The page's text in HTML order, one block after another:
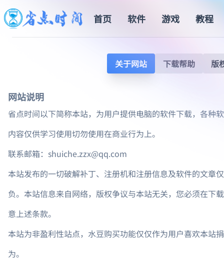
首页 软件 游戏 教程
关于网站 下载帮助 版
网站说明
省点时间以下简称本站，为用户提供电脑的软件下载，各种
内容仅供学习使用切勿使用在商业行为上。
联系邮箱：shuiche.zzx@qq.com
本站发布的一切破解补丁、注册机和注册信息及软件的文章
负。本站信息来自网络，版权争议与本站无关，您必须在下
意上述条款。
本站为非盈利性站点，水豆购买功能仅仅作为用户喜欢本站
为。